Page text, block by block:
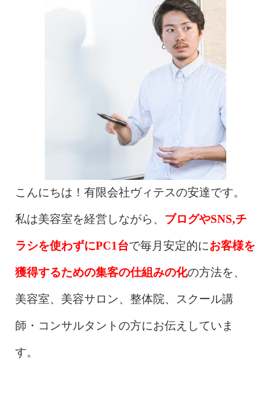
こんにちは！有限会社ヴィテスの安達です。
私は美容室を経営しながら、 ブログやSNS,チ
ラシを使わずにPC1台で毎月安定的にお客様を
獲得するための集客の仕組みの化の方法を、
美容室、美容サロン、整体院、スクール講
師・コンサルタントの方にお伝えしていま
す。